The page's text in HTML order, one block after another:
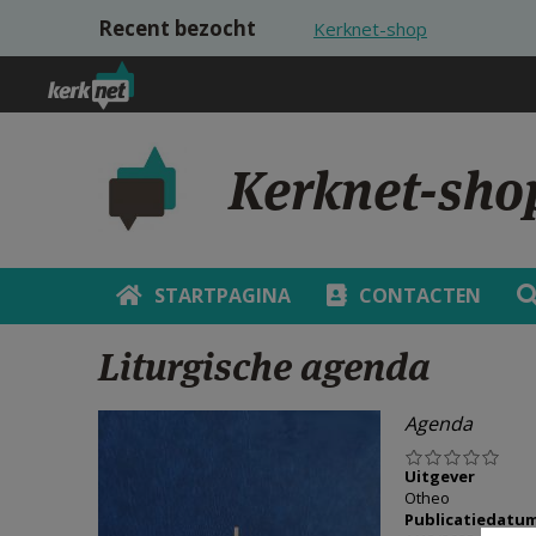
Overslaan en naar de inhoud gaan
Recent bezocht Kerknet-shop
Kerknet-
STARTPAGINA CONTACTEN
Liturgische agenda
Agenda
Uitgever
Otheo